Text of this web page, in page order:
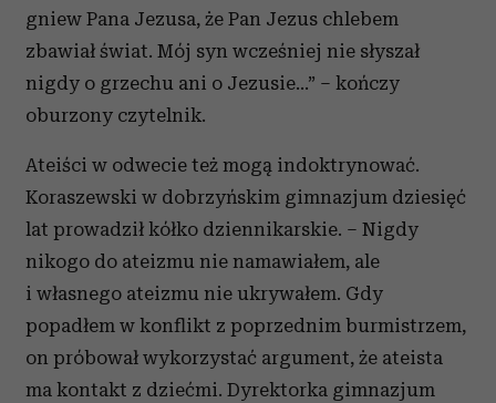
gniew Pana Jezusa, że Pan Jezus chlebem
zbawiał świat. Mój syn wcześniej nie słyszał
nigdy o grzechu ani o Jezusie…” – kończy
oburzony czytelnik.
Ateiści w odwecie też mogą indoktrynować.
Koraszewski w dobrzyńskim gimnazjum dziesięć
lat prowadził kółko dziennikarskie. – Nigdy
nikogo do ateizmu nie namawiałem, ale
i własnego ateizmu nie ukrywałem. Gdy
popadłem w konflikt z poprzednim burmistrzem,
on próbował wykorzystać argument, że ateista
ma kontakt z dziećmi. Dyrektorka gimnazjum